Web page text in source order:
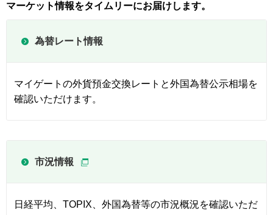
マーケット情報をタイムリーにお届けします。
為替レート情報
マイゲートの外貨預金交換レートと外国為替公示相場を
確認いただけます。
市況情報
日経平均、TOPIX、外国為替等の市況概況を確認いただ